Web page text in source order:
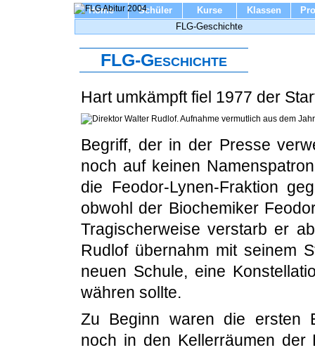
Home Schüler Kurse Klassen
FLG-Geschichte
FLG-Geschichte
Hart umkämpft fiel 1977 der
Begriff, der in der Presse
noch auf keinen
die Feodor-Lynen-Fraktion
obwohl der Biochemiker
Tragischerweise verstarb er
Rudlof übernahm mit seinem
neuen Schule, eine
währen sollte.
Zu Beginn waren die ersten
noch in den Kellerräumen der